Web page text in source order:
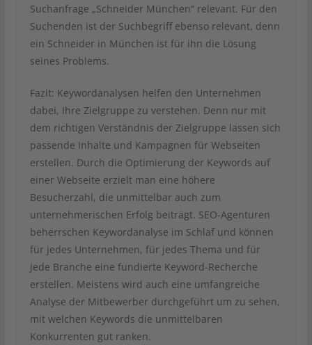
Suchanfrage „Schneider München“ relevant. Für den
Suchenden ist der Suchbegriff ebenso relevant, denn
ein Schneider in München ist für ihn die Lösung
seines Problems.
Fazit: Keywordanalysen helfen den Unternehmen
dabei, Ihre Zielgruppe zu verstehen. Denn nur mit
dem richtigen Verständnis der Zielgruppe lassen sich
passende Inhalte und Kampagnen für Webseiten
erstellen. Durch die Optimierung der Keywords auf
einer Webseite erzielt man eine höhere
Besucherzahl, die unmittelbar auch zum
unternehmerischen Erfolg beiträgt. SEO-Agenturen
beherrschen Keywordanalyse im Schlaf und können
für jedes Unternehmen, für jedes Thema und für
jede Branche eine fundierte Keyword-Recherche
erstellen. Meistens wird auch eine umfangreiche
Analyse der Mitbewerber durchgeführt um zu sehen,
mit welchen Keywords die unmittelbaren
Konkurrenten gut ranken.